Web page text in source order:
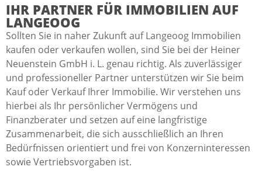
IHR PARTNER FÜR IMMOBILIEN AUF
LANGEOOG
Sollten Sie in naher Zukunft auf Langeoog Immobilien
kaufen oder verkaufen wollen, sind Sie bei der Heiner
Neuenstein GmbH i. L. genau richtig. Als zuverlässiger
und professioneller Partner unterstützen wir Sie beim
Kauf oder Verkauf Ihrer Immobilie. Wir verstehen uns
hierbei als Ihr persönlicher Vermögens und
Finanzberater und setzen auf eine langfristige
Zusammenarbeit, die sich ausschließlich an Ihren
Bedürfnissen orientiert und frei von Konzerninteressen
sowie Vertriebsvorgaben ist.